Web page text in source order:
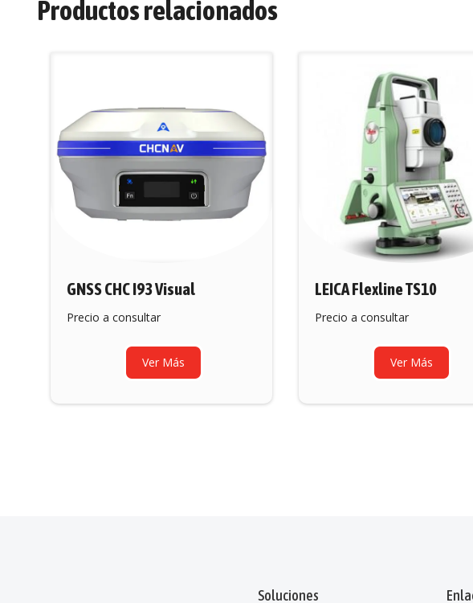
Productos relacionados
GNSS CHC I93 Visual
Precio a consultar
Ver Más
LEICA Flexline TS10
Precio a consultar
Ver Más
Soluciones